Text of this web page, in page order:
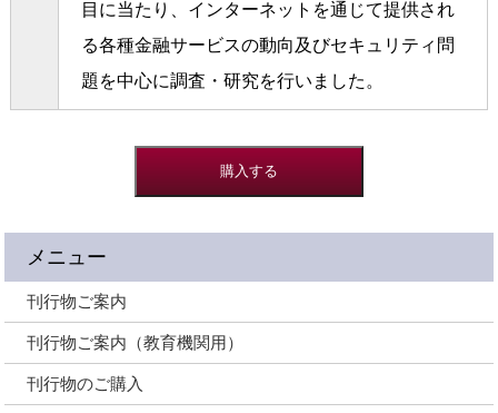
目に当たり、インターネットを通じて提供され
る各種金融サービスの動向及びセキュリティ問
題を中心に調査・研究を行いました。
メニュー
刊行物ご案内
刊行物ご案内（教育機関用）
刊行物のご購入